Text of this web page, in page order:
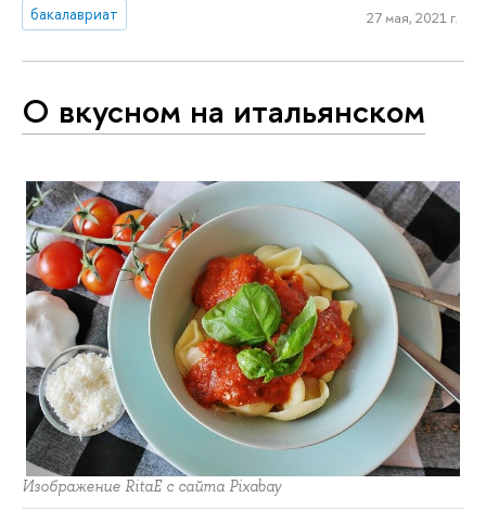
бакалавриат
27 мая, 2021 г.
О вкусном на итальянском
Изображение RitaE с сайта Pixabay